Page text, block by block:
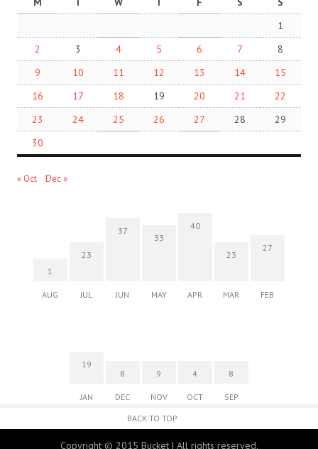
1
2
3 4 5 6 7
8
9
10 11 12 13 14
15
16
17 18 19 20 21
22
23
24 25 26 27 28
29
30
« Oct Dec »
1
AUG
23
JUL
37
JUN
33
MAY
40
APR
23
MAR
27
FEB
19
JAN
8
DEC
9
NOV
4
OCT
8
SEP
BACK TO TOP
Copyright © 2015 Bucket | All rights reserved.